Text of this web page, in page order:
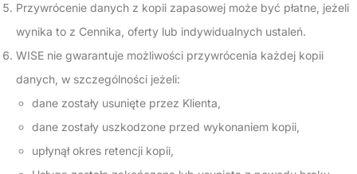
Przywrócenie danych z kopii zapasowej może być płatne, jeżeli
wynika to z Cennika, oferty lub indywidualnych ustaleń.
WISE nie gwarantuje możliwości przywrócenia każdej kopii
danych, w szczególności jeżeli:
dane zostały usunięte przez Klienta,
dane zostały uszkodzone przed wykonaniem kopii,
upłynął okres retencji kopii,